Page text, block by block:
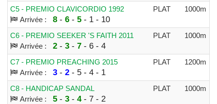
C5 - PREMIO CLAVICORDIO 1992
Arrivée :
8- 6- 5- 1 - 10
PLAT 1000m
C6 - PREMIO SEEKER 'S FAITH 2011
Arrivée :
2- 3- 7- 6 - 4
PLAT 1000m
C7 - PREMIO PREACHING 2015
Arrivée :
3- 2- 5 - 4 - 1
PLAT 1200m
C8 - HANDICAP SANDAL
Arrivée :
5- 3- 4- 7 - 2
PLAT 1000m